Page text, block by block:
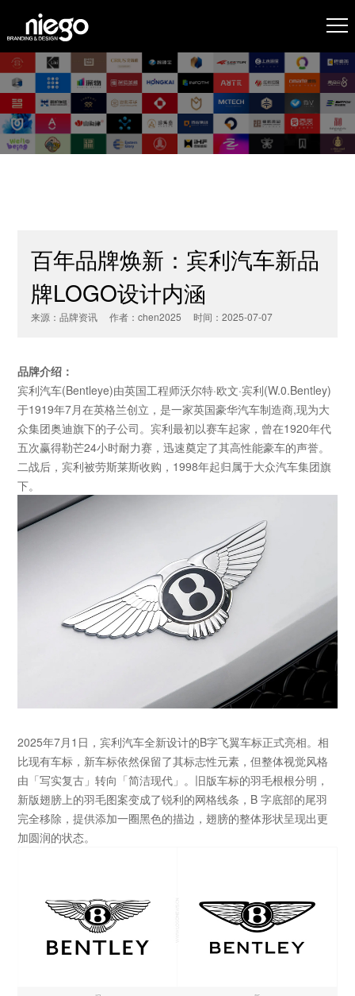
百年品牌焕新：宾利汽车新品
牌LOGO设计内涵
来源：品牌资讯 作者：chen2025 时间：2025-07-07
品牌介绍：
宾利汽车(Bentleye)由英国工程师沃尔特·欧文·宾利(W.0.Bentley)
于1919年7月在英格兰创立，是一家英国豪华汽车制造商,现为大
众集团奥迪旗下的子公司。宾利最初以赛车起家，曾在1920年代
五次赢得勒芒24小时耐力赛，迅速奠定了其高性能豪车的声誉。
二战后，宾利被劳斯莱斯收购， 1998年起归属于大众汽车集团旗
下。
2025年7月 1 日，宾利汽车全新设计的B字飞翼车标正式亮相。相
比现有车标，新车标依然保留了其标志性元素，但整体视觉风格
由「写实复古」转向「简洁现代」。旧版车标的羽毛根根分明，
新版翅膀上的羽毛图案变成了锐利的网格线条， B字底部的尾羽
完全移除，提供添加一圈黑色的描边，翅膀的整体形状呈现出更
加圆润的状态。